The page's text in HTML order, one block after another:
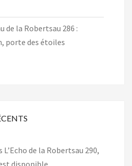
de la Robertsau 286 :
porte des étoiles
L’Echo de la Robertsau 290,